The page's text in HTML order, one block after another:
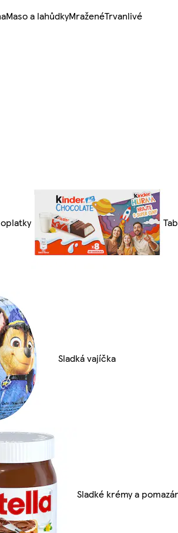
Maso a lahůdkyMraženéTrvanlivé
Sladká vajíčka
Sladké krémy a